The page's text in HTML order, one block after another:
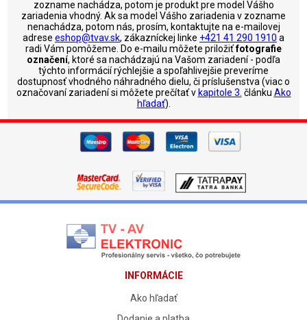
zozname nachádza, potom je produkt pre model Vášho
zariadenia vhodný. Ak sa model Vášho zariadenia v zozname
nenachádza, potom nás, prosím, kontaktujte na e-mailovej
adrese eshop@tvav.sk, zákazníckej linke +421 41 290 1910 a
radi Vám pomôžeme. Do e-mailu môžete priložiťfotografie
označení, ktoré sa nachádzajú na Vašom zariadení - podľa
týchto informácií rýchlejšie a spoľahlivejšie preveríme
dostupnosť vhodného náhradného dielu, či príslušenstva (viac o
označovaní zariadení si môžete prečítať v kapitole 3. článku Ako
hľadať).
INFORMÁCIE
Ako hľadať